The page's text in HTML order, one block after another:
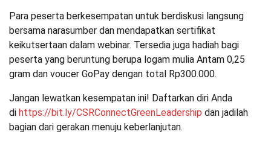
Para peserta berkesempatan untuk berdiskusi langsung
bersama narasumber dan mendapatkan sertifikat
keikutsertaan dalam webinar. Tersedia juga hadiah bagi
peserta yang beruntung berupa logam mulia Antam 0,25
gram dan voucer GoPay dengan total Rp300.000.
Jangan lewatkan kesempatan ini! Daftarkan diri Anda
di https://bit.ly/CSRConnectGreenLeadership dan jadilah
bagian dari gerakan menuju keberlanjutan.